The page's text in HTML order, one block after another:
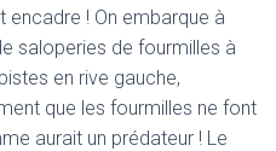
! On embarque à
saloperies de fourmilles à
en rive gauche,
que les fourmilles ne font
aurait un prédateur ! Le